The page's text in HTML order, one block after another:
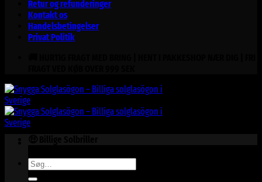
Retur og refunderinger
Kontakt os
Handelsbetingelser
Privat Politik
Søg
efter: